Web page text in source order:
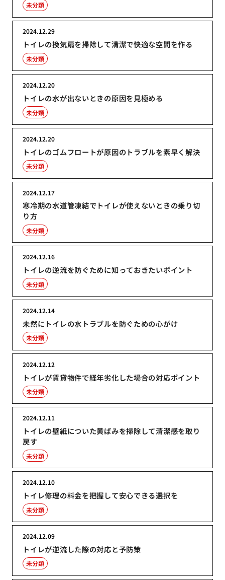
未分類
トイレの換気扇を掃除して清潔で快適な空間を作る
2024.12.29
未分類
トイレの水が出ないときの原因を見極める
2024.12.20
未分類
トイレのゴムフロートが原因のトラブルを素早く解決
2024.12.20
未分類
寒冷期の水道管凍結でトイレが使えないときの乗り切
り方
2024.12.17
未分類
トイレの逆流を防ぐために知っておきたいポイント
2024.12.16
未分類
未然にトイレの水トラブルを防ぐための心がけ
2024.12.14
未分類
トイレが賃貸物件で経年劣化した場合の対応ポイント
2024.12.12
未分類
トイレの壁紙についた黄ばみを掃除して清潔感を取り
戻す
2024.12.11
未分類
トイレ修理の料金を把握して安心できる選択を
2024.12.10
未分類
トイレが逆流した際の対応と予防策
2024.12.09
未分類